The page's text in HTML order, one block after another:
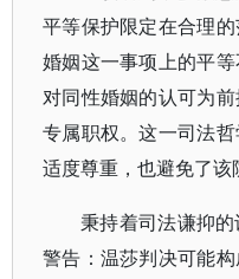
平等保护限定在合理
婚姻这一事项上的平
对同性婚姻的认可为
专属职权。这一司法
适度尊重，也避免了该
秉持着司法谦抑
警告：温莎判决可能